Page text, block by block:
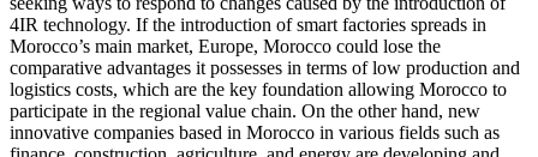
4IR technology. If the introduction of smart factories spreads in
Morocco’s main market, Europe, Morocco could lose the
comparative advantages it possesses in terms of low production and
logistics costs, which are the key foundation allowing Morocco to
participate in the regional value chain. On the other hand, new
innovative companies based in Morocco in various fields such as